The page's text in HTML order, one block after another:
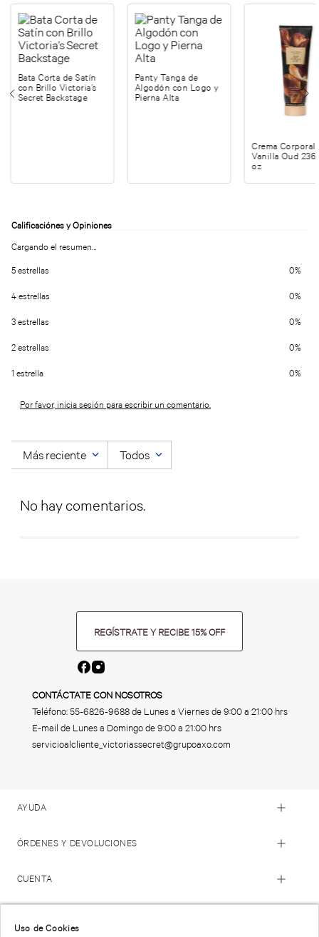
Uso de Cookies
Bata Corta de Satín
con Brillo Victoria’s
Secret Backstage
Panty Tanga de
Algodón con Logo y
Pierna Alta
Crema Corporal
Vanilla Oud
oz
Cargando el resumen…
5 estrellas 0%
4 estrellas 0%
3 estrellas 0%
2 estrellas 0%
1 estrella 0%
Por favor, inicia sesión para escribir un comentario.
Más reciente Todos
No hay comentarios.
REGÍSTRATE Y RECIBE 15% OFF
CONTÁCTATE CON NOSOTROS
Teléfono:55-6826-9688de Lunes a Viernes de 9:00 a 21:00 hrs
E-mail de Lunes a Domingo de 9:00 a 21:00 hrs
servicioalcliente_victoriassecret@grupoaxo.com
AYUDA
ÓRDENES Y DEVOLUCIONES
CUENTA